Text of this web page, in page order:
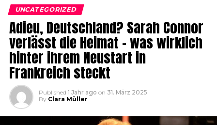
UNCATEGORIZED
Adieu, Deutschland? Sarah Connor
verlässt die Heimat – was wirklich
hinter ihrem Neustart in
Frankreich steckt
Published 1 Jahr ago on 31. März 2025
By Clara Müller